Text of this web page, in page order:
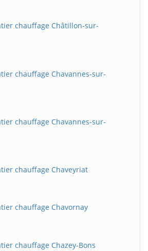
chauffage Châtillon-sur-
chauffage Chavannes-sur-
chauffage Chavannes-sur-
chauffage Chaveyriat
chauffage Chavornay
chauffage Chazey-Bons
BatiWebPro